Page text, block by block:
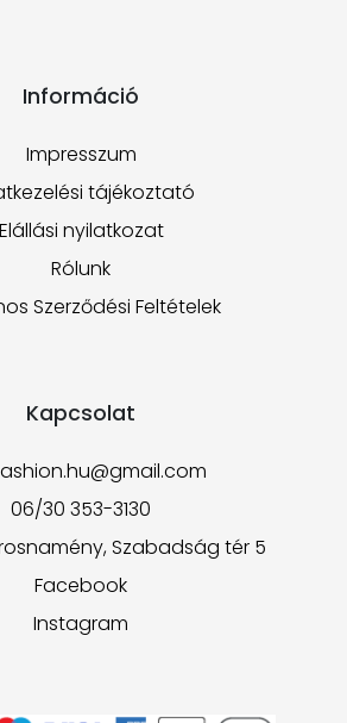
Információ
Impresszum
tájékoztató
Elállási nyilatkozat
Rólunk
Szerződési Feltételek
Kapcsolat
06/30 353-3130
Szabadság tér 5
Facebook
Instagram